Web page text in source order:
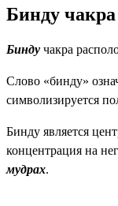
Бинду чакра
Бинду чакра
Слово «бинду»
символизируется
Бинду является
концентрация на
мудрах.